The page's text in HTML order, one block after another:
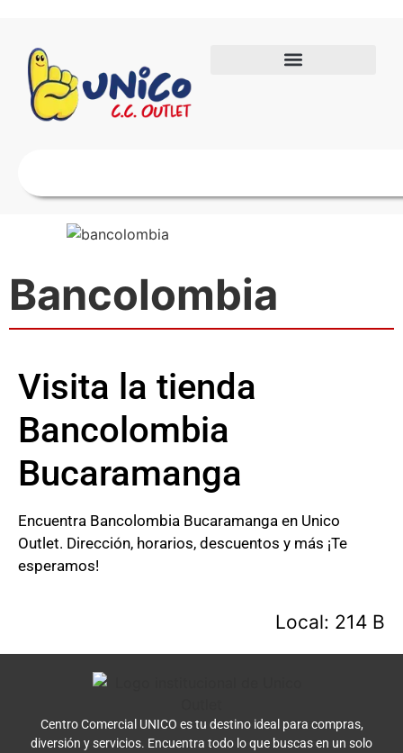
Bancolombia
Visita la tienda
Bancolombia
Bucaramanga
Encuentra Bancolombia Bucaramanga en Unico
Outlet. Dirección, horarios, descuentos y más ¡Te
esperamos!
Local: 214 B
Centro Comercial UNICO es tu destino ideal para compras,
diversión y servicios. Encuentra todo lo que buscas en un solo